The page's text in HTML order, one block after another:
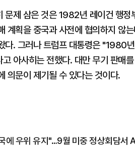
문제 삼은 것은 1982년 레이건 행
계획을 중국과 사전에 협의하지 않
다. 그러나 트럼프 대통령은 "1980
고 아사히는 전했다. 대만 무기 판매
의문이 제기될 수 있다는 것이다.
에 우위 유지"…9월 미중 정상회담서